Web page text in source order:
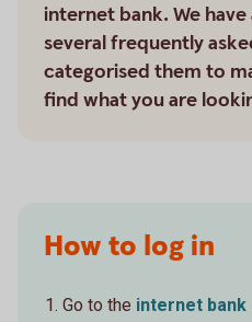
internet bank. We
several frequently
categorised them to
find what you are
How to log in
Go to the internet bank